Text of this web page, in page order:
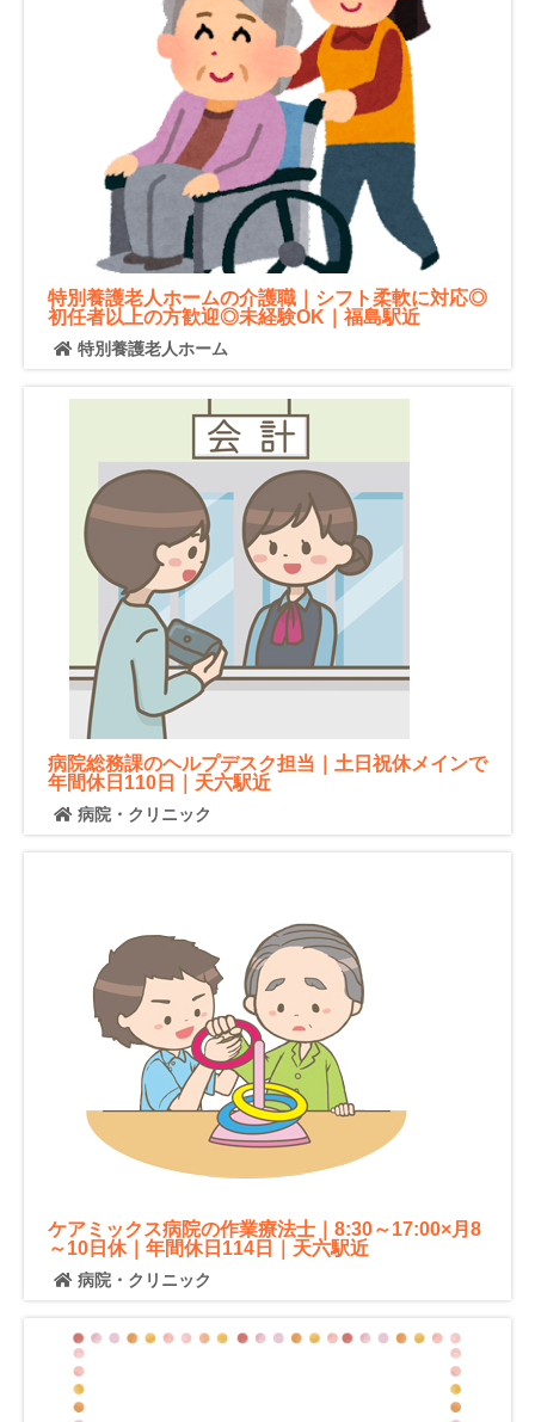
特別養護老人ホームの介護職｜シフト柔軟に対応◎
初任者以上の方歓迎◎未経験OK｜福島駅近
特別養護老人ホーム
病院総務課のヘルプデスク担当｜土日祝休メインで
年間休日110日｜天六駅近
病院・クリニック
ケアミックス病院の作業療法士｜8:30～17:00×月8
～10日休｜年間休日114日｜天六駅近
病院・クリニック